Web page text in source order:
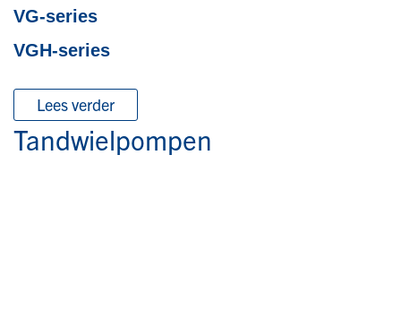
VG-series
VGH-series
Lees verder
Tandwielpompen